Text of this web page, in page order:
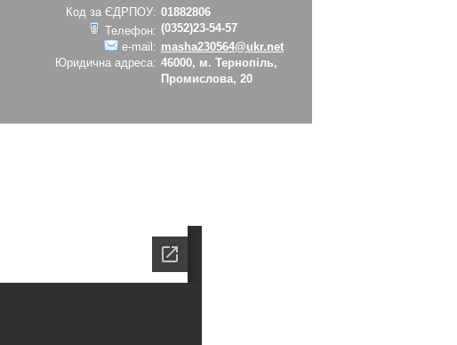
Код за ЄДРПОУ: 01882806
Телефон: (0352)23-54-57
e-mail: masha230564@ukr.net
Юридична адреса: 46000, м. Тернопіль,
Промислова, 20